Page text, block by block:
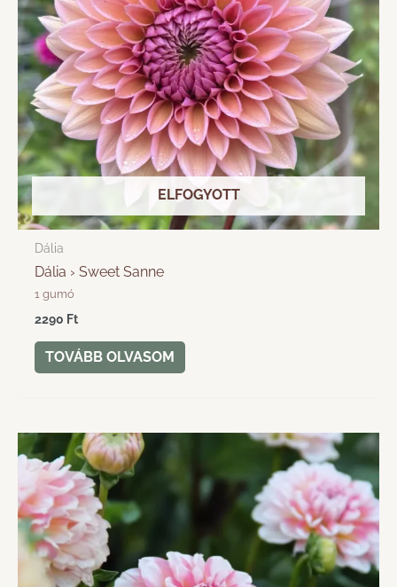
ELFOGYOTT
Dália
Dália › Sweet Sanne
1 gumó
2290 Ft
TOVÁBB OLVASOM